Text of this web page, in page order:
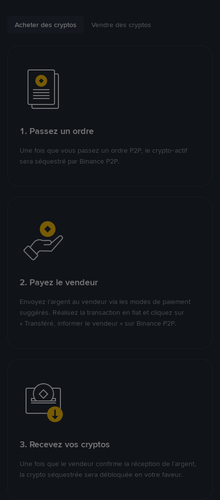
Acheter des cryptos Vendre des cryptos
1. Passez un ordre
Une fois que vous passez un ordre P2P, le crypto-actif
sera séquestré par Binance P2P.
2. Payez le vendeur
Envoyez l’argent au vendeur via les modes de paiement
suggérés. Réalisez la transaction en fiat et cliquez sur
« Transféré, informer le vendeur » sur Binance P2P.
3. Recevez vos cryptos
Une fois que le vendeur confirme la réception de l’argent,
la crypto séquestrée sera débloquée en votre faveur.